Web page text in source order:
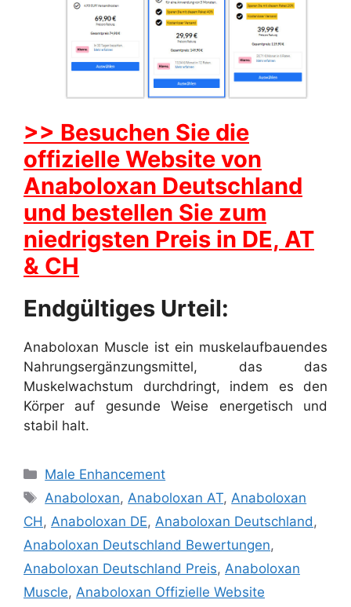
>> Besuchen Sie die
offizielle Website von
Anaboloxan Deutschland
und bestellen Sie zum
niedrigsten Preis in DE, AT
& CH
Endgültiges Urteil:
Anaboloxan Muscle ist ein muskelaufbauendes
Nahrungsergänzungsmittel, das das
Muskelwachstum durchdringt, indem es den
Körper auf gesunde Weise energetisch und
stabil halt.
Categories
Male Enhancement
Tags
Anaboloxan, Anaboloxan AT, Anaboloxan
CH , Anaboloxan DE, Anaboloxan Deutschland ,
Anaboloxan Deutschland Bewertungen,
Anaboloxan Deutschland Preis, Anaboloxan
Muscle, Anaboloxan Offizielle Website